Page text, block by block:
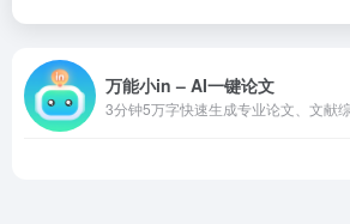
万能小in – AI一键论文